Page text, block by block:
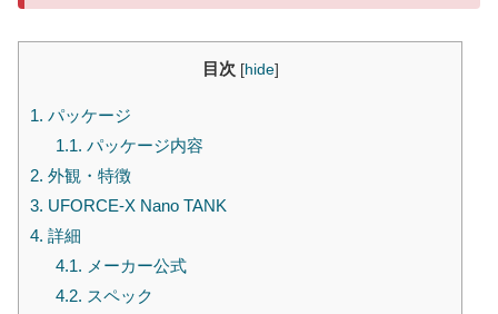
目次 [hide]
1. パッケージ
1.1. パッケージ内容
2. 外観・特徴
3. UFORCE-X Nano TANK
4. 詳細
4.1. メーカー公式
4.2. スペック